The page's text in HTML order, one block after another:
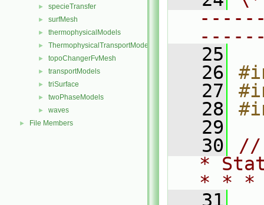
► specieTransfer
► surfMesh
► thermophysicalModels
► ThermophysicalTransportModels
► topoChangerFvMesh
► transportModels
► triSurface
► twoPhaseModels
► waves
► File Members
   25
   26
   27
   28
   29
   30
//
*
* *
   31